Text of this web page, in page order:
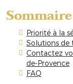
Priorité à la
Solutions de
Contactez
de-Provence
FAQ